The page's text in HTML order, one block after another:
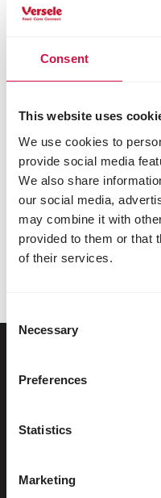
Consent
This website uses
We use cookies to
provide social media
We also share
our social media,
may combine it with
provided to them or that
of their services.
Selection
Necessary
Preferences
Statistics
Marketing
Verwijzingen
Wij zijn van oordeel
worden gemaakt.
Adviesprijzen
Wij staan volledig
aangezien ze een
rekening houdend
waarde van onze
evenwel niet bindend
Siervogels